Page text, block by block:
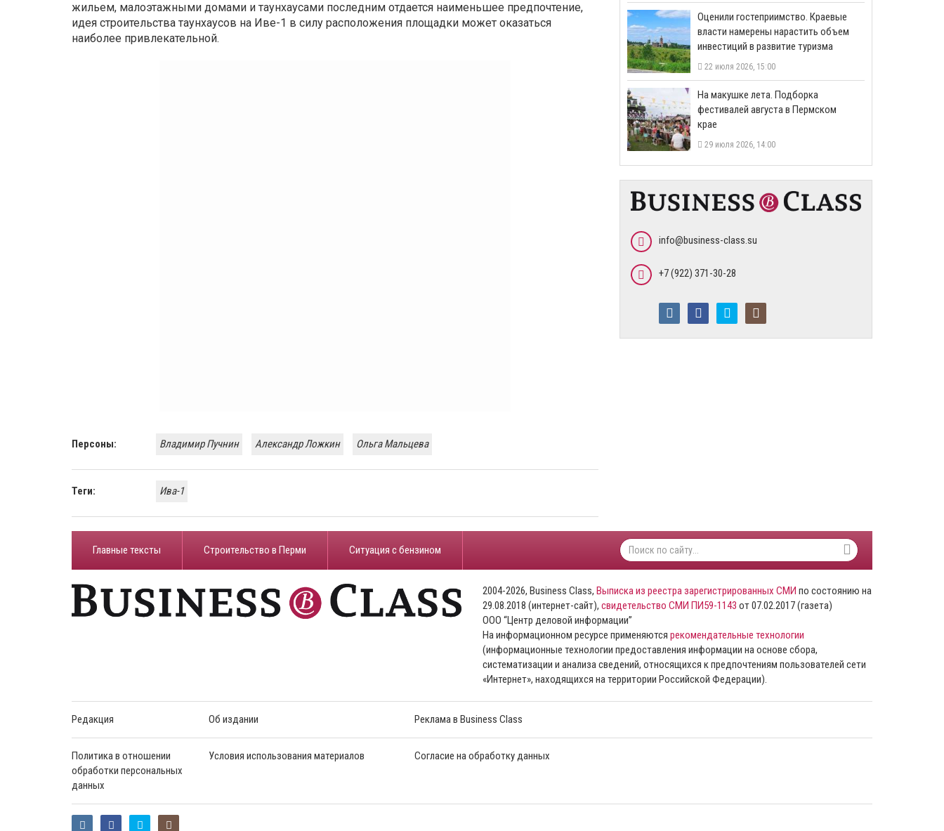
жильем, малоэтажными домами и таунхаусами последним отдается наименьшее предпочтение,
идея строительства таунхаусов на Иве-1 в силу расположения площадки может оказаться
наиболее привлекательной.
Персоны: Владимир Пучнин Александр Ложкин Ольга Мальцева
Теги: Ива-1
Оценили гостеприимство. Краевые
власти намерены нарастить объем
инвестиций в развитие туризма
22 июля 2026, 15:00
На макушке лета. Подборка
фестивалей августа в Пермском
крае
29 июля 2026, 14:00
info@business-class.su
+7 (922) 371-30-28
Главные тексты Строительство в Перми ​Ситуация с бензином
2004-2026, Business Class, Выписка из реестра зарегистрированных СМИ по состоянию на
29.08.2018 (интернет-сайт), свидетельство СМИ ПИ59-1143 от 07.02.2017 (газета)
ООО “Центр деловой информации”
На информационном ресурсе применяются рекомендательные технологии
(информационные технологии предоставления информации на основе сбора,
систематизации и анализа сведений, относящихся к предпочтениям пользователей сети
«Интернет», находящихся на территории Российской Федерации).
Редакция Об издании Реклама в Business Class
Политика в отношении
обработки персональных
данных
Условия использования материалов Согласие на обработку данных